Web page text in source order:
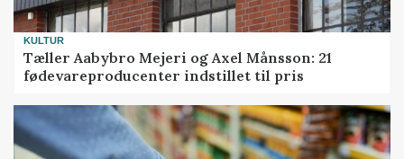
KULTUR
Tæller Aabybro Mejeri og Axel Månsson: 21
fødevareproducenter indstillet til pris